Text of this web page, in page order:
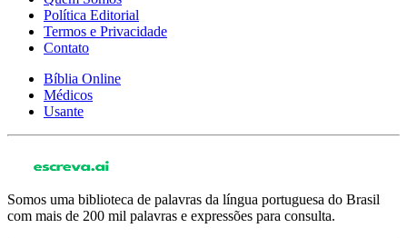
Política Editorial
Termos e Privacidade
Contato
Bíblia Online
Médicos
Usante
Somos uma biblioteca de palavras da língua portuguesa do Brasil
com mais de 200 mil palavras e expressões para consulta.